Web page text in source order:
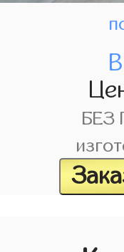
БЕЗ